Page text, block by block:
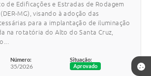
de Edificações e Estradas de Rodagem
MG), visando à adoção das
para a implantação de iluminação
na rotatória do Alto do Santa Cruz,
Número:
35/2026
Situação:
Aprovado